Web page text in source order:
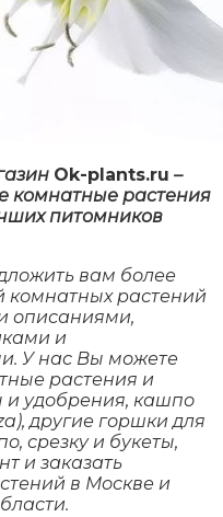
Ok-plants.ru –
комнатные растения
питомников
вам более
комнатных растений
описаниями,
и
У нас Вы можете
растения и
и удобрения, кашпо
другие горшки для
срезку и букеты,
и заказать
в Москве и